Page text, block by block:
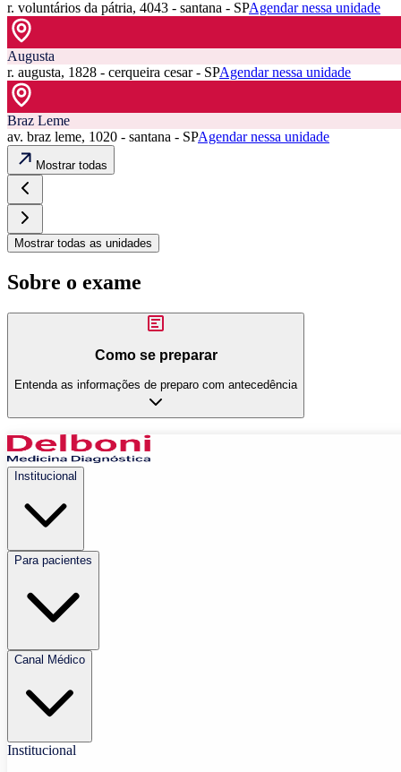
r. voluntários da pátria, 4043 - santana - SPAgendar nessa unidade
Augusta
r. augusta, 1828 - cerqueira cesar - SPAgendar nessa unidade
Braz Leme
av. braz leme, 1020 - santana - SPAgendar nessa unidade
Mostrar todas
Mostrar todas as unidades
Sobre o exame
Como se preparar
Entenda as informações de preparo com antecedência
Institucional
Para pacientes
Canal Médico
Institucional